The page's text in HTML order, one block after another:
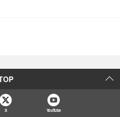
X YouTube